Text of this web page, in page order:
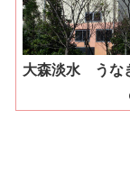
大森淡水 うな